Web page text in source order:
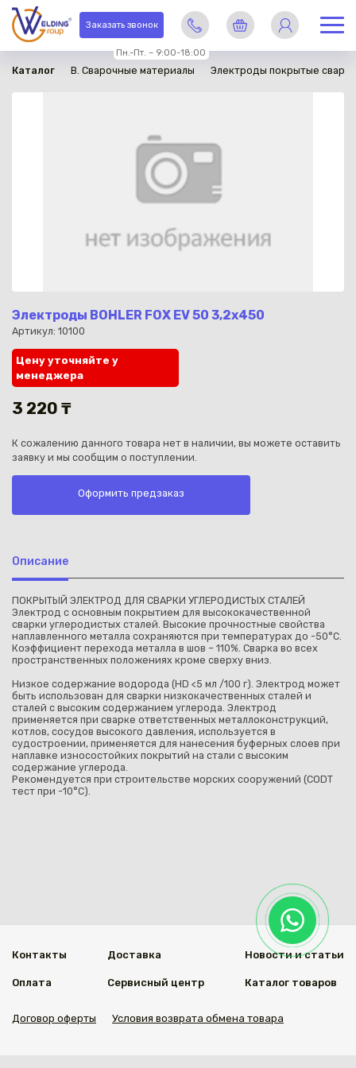
Заказать звонок
Пн.-Пт. – 9:00-18:00
Каталог B. Сварочные материалы Электроды покрытые
Электроды BOHLER FOX EV 50 3,2x450
Артикул: 10100
в наличии
Цену уточняйте у
менеджера
3 220 ₸
К сожалению данного товара нет в наличии, вы можете оставить
заявку и мы сообщим о поступлении.
Оформить предзаказ
Описание
ПОКРЫТЫЙ ЭЛЕКТРОД ДЛЯ СВАРКИ УГЛЕРОДИСТЫХ СТАЛЕЙ
Электрод с основным покрытием для высококачественной
сварки углеродистых сталей. Высокие прочностные свойства
наплавленного металла сохраняются при температурах до -50°C.
Коэффициент перехода металла в шов – 110%. Сварка во всех
пространственных положениях кроме сверху вниз.
Низкое содержание водорода (HD <5 мл /100 г). Электрод может
быть использован для сварки низкокачественных сталей и
сталей с высоким содержанием углерода. Электрод
применяется при сварке ответственных металлоконструкций,
котлов, сосудов высокого давления, используется в
судостроении, применяется для нанесения буферных слоев при
наплавке износостойких покрытий на стали с высоким
содержание углерода.
Рекомендуется при строительстве морских сооружений (CODT
тест при -10°C).
Контакты
Оплата
Доставка
Сервисный центр
Новости и статьи
Каталог товаров
Договор оферты Условия возврата обмена товара